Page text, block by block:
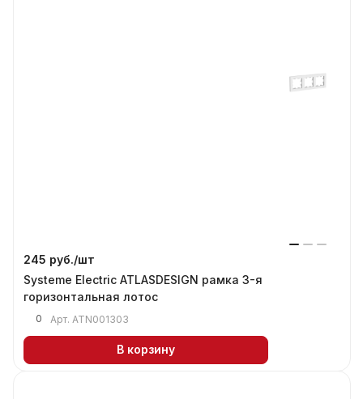
245 руб./шт
Systeme Electric ATLASDESIGN рамка 3-я
горизонтальная лотос
0 Арт. ATN001303
В корзину